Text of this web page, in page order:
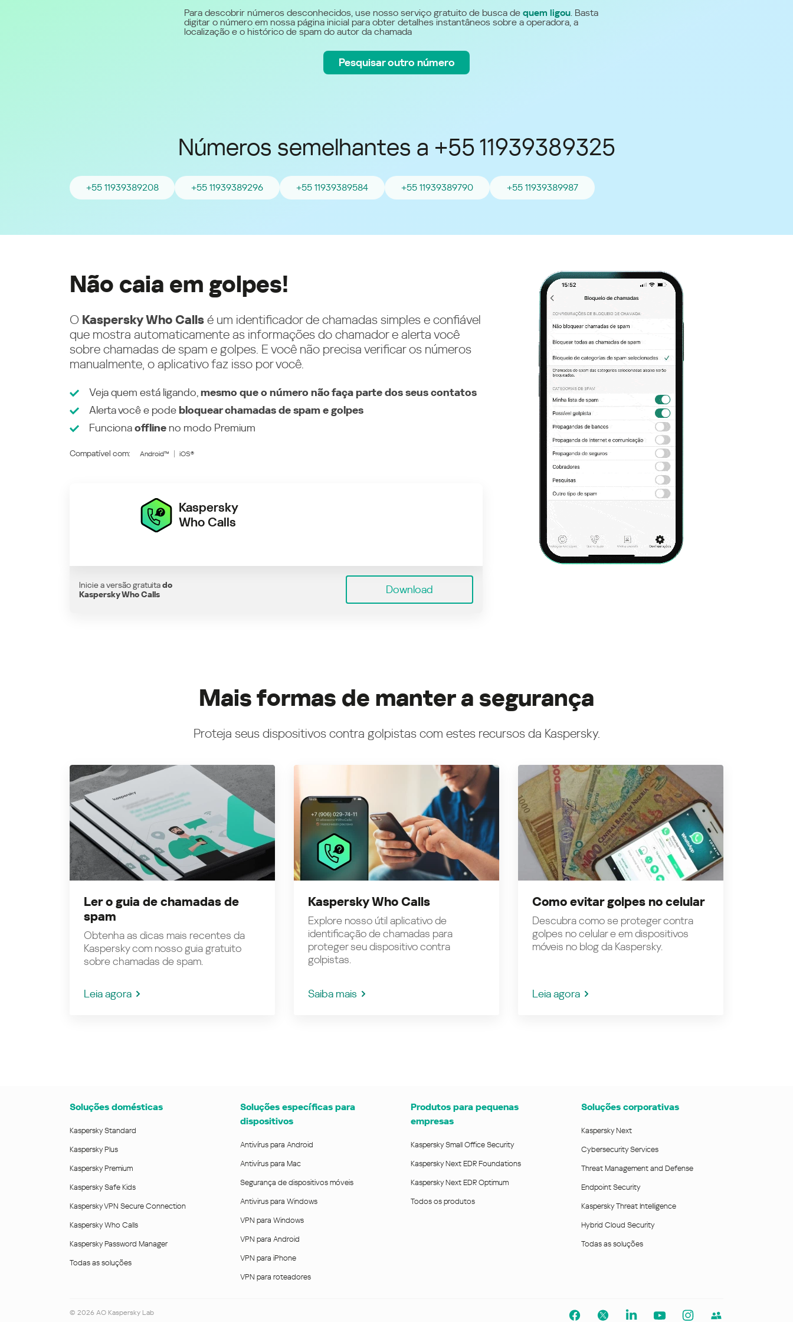
Україна (Ukraine)
Para todos os demais
Para descobrir números desconhecidos, use nosso serviço gratuito de busca de quem ligou. Basta
digitar o número em nossa página inicial para obter detalhes instantâneos sobre a operadora, a
localização e o histórico de spam do autor da chamada
Pesquisar outro número
Números semelhantes a +55 11939389325
+55 11939389208 +55 11939389296 +55 11939389584 +55 11939389790 +55 11939389987
Não caia em golpes!
O Kaspersky Who Calls é um identificador de chamadas simples e confiável
que mostra automaticamente as informações do chamador e alerta você
sobre chamadas de spam e golpes. E você não precisa verificar os números
manualmente, o aplicativo faz isso por você.
Veja quem está ligando, mesmo que o número não faça parte dos seus contatos
Alerta você e podebloquear chamadas de spam e golpes
Funcionaoffline no modo Premium
Compatível com: Android™ iOS®
Kaspersky
Who Calls
Inicie a versão gratuitado
Kaspersky Who Calls
Download
Mais formas de manter a segurança
Proteja seus dispositivos contra golpistas com estes recursos da Kaspersky.
Ler o guia de chamadas de
spam
Obtenha as dicas mais recentes da
Kaspersky com nosso guia gratuito
sobre chamadas de spam.
Leia agora
Kaspersky Who Calls
Explore nosso útil aplicativo de
identificação de chamadas para
proteger seu dispositivo contra
golpistas.
Saiba mais
Como evitar golpes no celular
Descubra como se proteger contra
golpes no celular e em dispositivos
móveis no blog da Kaspersky.
Leia agora
Soluções domésticas
Kaspersky Standard
Kaspersky Plus
Kaspersky Premium
Kaspersky Safe Kids
Kaspersky VPN Secure Connection
Kaspersky Who Calls
Kaspersky Password Manager
Todas as soluções
Soluções específicas para
dispositivos
Antivírus para Android
Antivírus para Mac
Segurança de dispositivos móveis
Antivirus para Windows
VPN para Windows
VPN para Android
VPN para iPhone
VPN para roteadores
Produtos para pequenas
empresas
Kaspersky Small Office Security
Kaspersky Next EDR Foundations
Kaspersky Next EDR Optimum
Todos os produtos
Soluções corporativas
Kaspersky Next
Cybersecurity Services
Threat Management and Defense
Endpoint Security
Kaspersky Threat Intelligence
Hybrid Cloud Security
Todas as soluções
© 2026 AO Kaspersky Lab